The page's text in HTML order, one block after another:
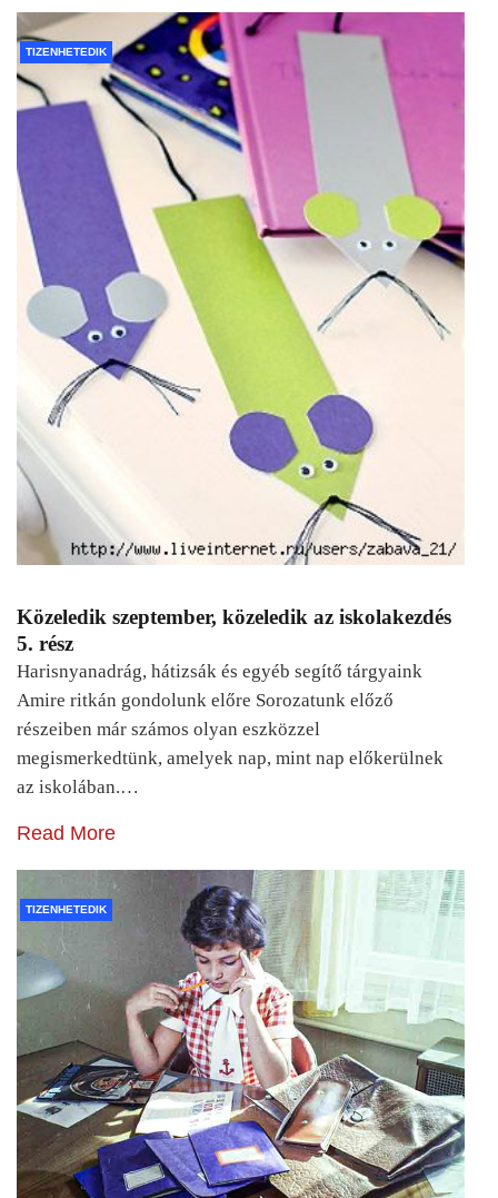
TIZENHETEDIK
Közeledik szeptember, közeledik az iskolakezdés
5. rész
Harisnyanadrág, hátizsák és egyéb segítő tárgyaink
Amire ritkán gondolunk előre Sorozatunk előző
részeiben már számos olyan eszközzel
megismerkedtünk, amelyek nap, mint nap előkerülnek
az iskolában.…
Read More
TIZENHETEDIK